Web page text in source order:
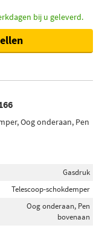
bij u geleverd.
Oog onderaan, Pen
Gasdruk
Telescoop-schokdemper
Oog onderaan, Pen
bovenaan